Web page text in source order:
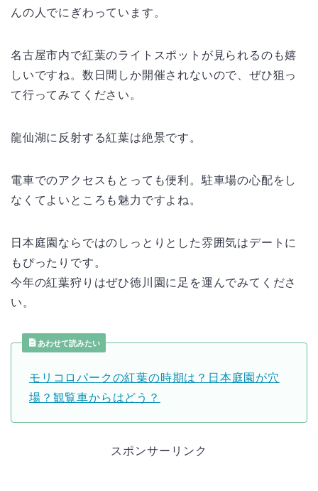
んの人でにぎわっています。
名古屋市内で紅葉のライトスポットが見られるのも嬉
しいですね。数日間しか開催されないので、ぜひ狙っ
て行ってみてください。
龍仙湖に反射する紅葉は絶景です。
電車でのアクセスもとっても便利。駐車場の心配をし
なくてよいところも魅力ですよね。
日本庭園ならではのしっとりとした雰囲気はデートに
もぴったりです。
今年の紅葉狩りはぜひ徳川園に足を運んでみてくださ
い。
あわせて読みたい
モリコロパークの紅葉の時期は？日本庭園が穴
場？観覧車からはどう？
スポンサーリンク